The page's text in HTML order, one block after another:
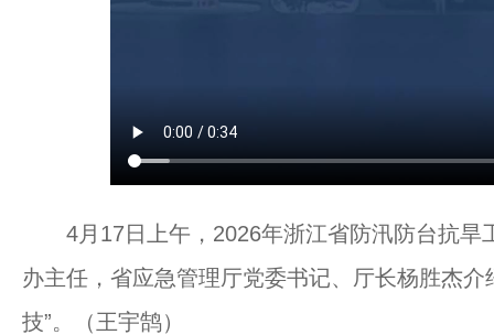
4月17日上午，2026年浙江省防汛防台抗旱
办主任，省应急管理厅党委书记、厅长杨胜杰
技”。（王宇鹄）